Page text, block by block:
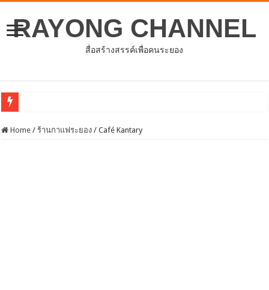
RAYONG CHANNEL
สื่อสร้างสรรค์เพื่อคนระยอง
Home / ร้านกาแฟระยอง / Café Kantary